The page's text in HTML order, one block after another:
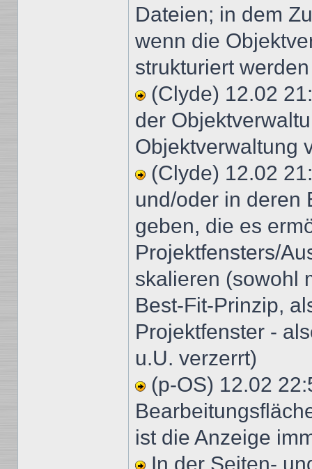
Dateien; in dem
wenn die
strukturiert
(Clyde) 12.02
der
Objektverwaltung
(Clyde) 12.02
und/oder in deren
geben, die es
Projektfensters/
skalieren (sowohl
Best-Fit-Prinzip,
Projektfenster -
u.U. verzerrt)
(p-OS) 12.02
ist die Anzeige
In der Seiten-